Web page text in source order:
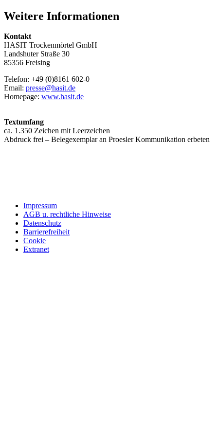
Weitere Informationen
Kontakt
HASIT Trockenmörtel GmbH
Landshuter Straße 30
85356 Freising
Telefon: +49 (0)8161 602-0
Email: presse@hasit.de
Homepage: www.hasit.de
Textumfang
ca. 1.350 Zeichen mit Leerzeichen
Abdruck frei – Belegexemplar an Proesler Kommunikation erbeten
Impressum
AGB u. rechtliche Hinweise
Datenschutz
Barrierefreiheit
Cookie
Extranet